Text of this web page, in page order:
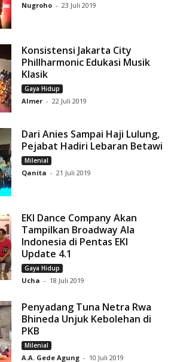
Nugroho - 23 Juli 2019
Konsistensi Jakarta City
Phillharmonic Edukasi Musik
Klasik
Gaya Hidup
Almer - 22 Juli 2019
Dari Anies Sampai Haji Lulung,
Pejabat Hadiri Lebaran Betawi
Milenial
Qanita - 21 Juli 2019
EKI Dance Company Akan
Tampilkan Broadway Ala
Indonesia di Pentas EKI
Update 4.1
Gaya Hidup
Ucha - 18 Juli 2019
Penyadang Tuna Netra Rwa
Bhineda Unjuk Kebolehan di
PKB
Milenial
A.A. Gede Agung - 10 Juli 2019